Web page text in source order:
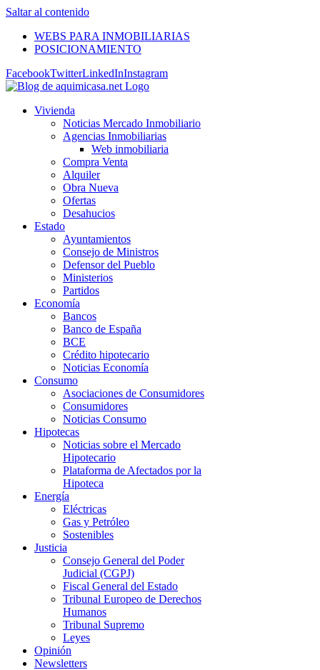
Saltar al contenido
WEBS PARA INMOBILIARIAS
POSICIONAMIENTO
FacebookTwitterLinkedInInstagram
Vivienda
Noticias Mercado Inmobiliario
Agencias Inmobiliarias
Web inmobiliaria
Compra Venta
Alquiler
Obra Nueva
Ofertas
Desahucios
Estado
Ayuntamientos
Consejo de Ministros
Defensor del Pueblo
Ministerios
Partidos
Economía
Bancos
Banco de España
BCE
Crédito hipotecario
Noticias Economía
Consumo
Asociaciones de Consumidores
Consumidores
Noticias Consumo
Hipotecas
Noticias sobre el Mercado
Hipotecario
Plataforma de Afectados por la
Hipoteca
Energía
Eléctricas
Gas y Petróleo
Sostenibles
Justicia
Consejo General del Poder
Judicial (CGPJ)
Fiscal General del Estado
Tribunal Europeo de Derechos
Humanos
Tribunal Supremo
Leyes
Opinión
Newsletters